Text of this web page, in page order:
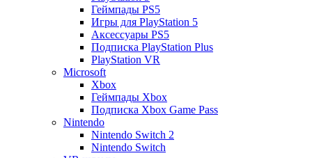
Геймпады PS5
Игры для PlayStation 5
Аксессуары PS5
Подписка PlayStation Plus
PlayStation VR
Microsoft
Xbox
Геймпады Xbox
Подписка Xbox Game Pass
Nintendo
Nintendo Switch 2
Nintendo Switch